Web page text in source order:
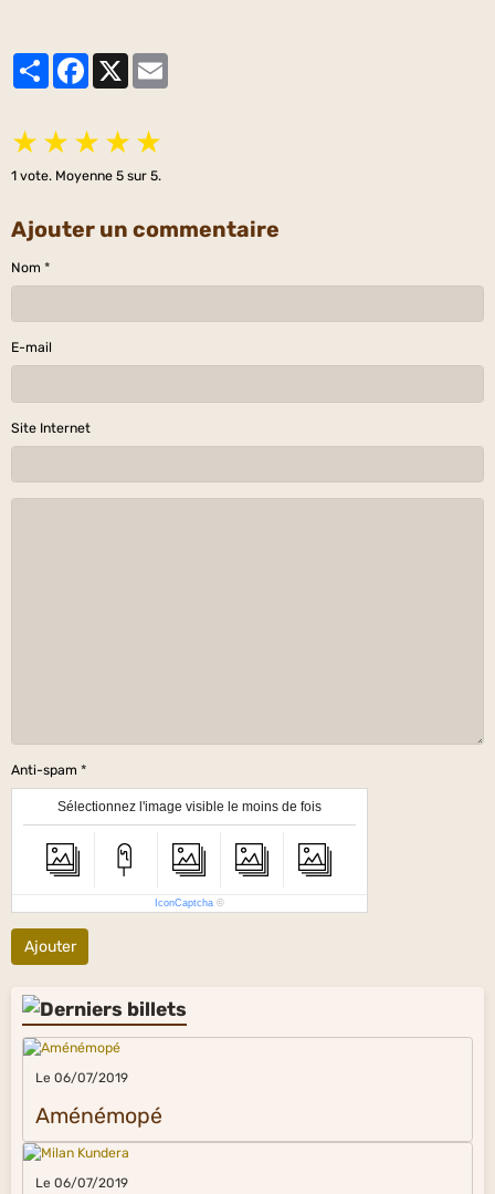
PartagerFacebook
X
★ ★ ★ ★ ★
1 vote. Moyenne 5 sur 5.
Ajouter un commentaire
Nom
E-mail
Site Internet
Anti-spam
Sélectionnez l'image visible le moins de fois
IconCaptcha ©
Ajouter
Le 06/07/2019
Aménémopé
Le 06/07/2019